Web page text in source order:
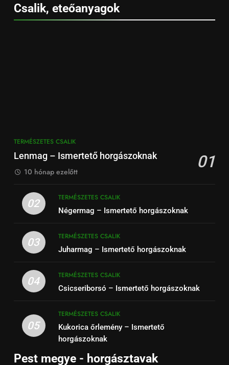
Csalik, eteőanyagok
TERMÉSZETES CSALIK
Lenmag – Ismertető horgászoknak 01
10 hónap ezelőtt
02
TERMÉSZETES CSALIK
Négermag – Ismertető horgászoknak
03
TERMÉSZETES CSALIK
Juharmag – Ismertető horgászoknak
04
TERMÉSZETES CSALIK
Csicseriborsó – Ismertető horgászoknak
05
TERMÉSZETES CSALIK
Kukorica őrlemény – Ismertető
horgászoknak
Pest megye - horgásztavak